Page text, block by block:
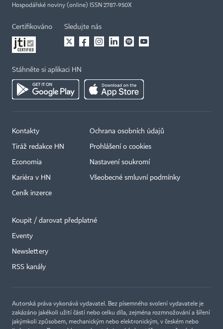
Hospodářské noviny (online) ISSN 2787-950X
Certifikováno Sledujte nás
Stáhněte si aplikaci HN
Kontakty
Tiráž redakce HN
Economia
Kariéra v HN
Ceník inzerce
Ochrana osobních údajů
Prohlášení o cookies
Nastavení soukromí
Všeobecné smluvní podmínky
Koupit / darovat předplatné
Eventy
Newslettery
RSS kanály
Autorská práva vykonává vydavatel. Bez písemného svolení vydavatele je
zakázáno jakékoli užití částí nebo celku díla, zejména rozmnožování a šíření
jakýmkoli způsobem, mechanickým nebo elektronickým, v českém nebo